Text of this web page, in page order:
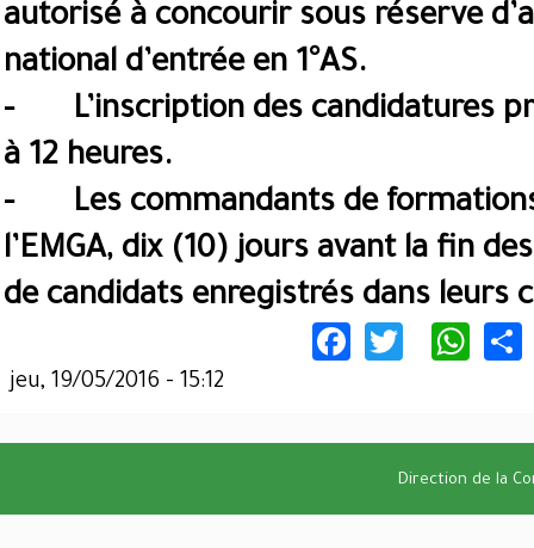
autorisé à concourir sous réserve
national d’entrée en 1°AS.
- L’inscription des candidatures
à 12 heures.
- Les commandants de
l’EMGA, dix (10) jours avant la fin
de candidats enregistrés dans leurs
Facebook
Twitter
jeu, 19/05/2016 - 15:12
Direction de la